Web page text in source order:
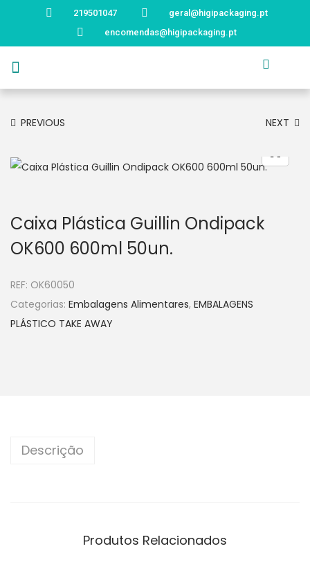
219501047
geral@higipackaging.pt
encomendas@higipackaging.pt
PREVIOUS NEXT
Caixa Plástica Guillin Ondipack
OK600 600ml 50un.
REF: OK60050
Categorias: Embalagens Alimentares, EMBALAGENS
PLÁSTICO TAKE AWAY
Descrição
Produtos Relacionados